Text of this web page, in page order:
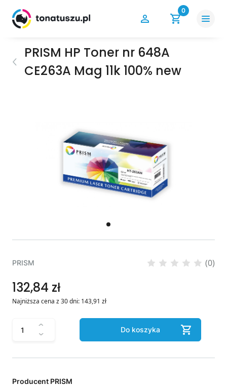
0
PRISM HP Toner nr 648A
CE263A Mag 11k 100% new
PRISM (0)
132,84 zł
Najniższa cena z 30 dni: 143,91 zł
Producent PRISM
Do koszyka